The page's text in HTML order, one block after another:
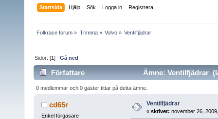
Startsida Hjälp Sök Logga in Registrera
Folkrace forum » Trimma» Volvo» Ventilfjädrar
Sidor: [1]Gå ned
Författare Ämne: Ventilfjädrar
0 medlemmar och 0 gäster tittar på detta ämne.
cd65r
Enkel förgasare
Ventilfjädrar
« skrivet: november 26,